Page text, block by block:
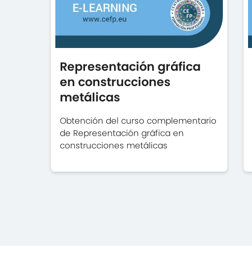
Representación gráfica
en construcciones
metálicas
Obtención del curso complementario
de Representación gráfica en
construcciones metálicas